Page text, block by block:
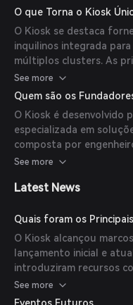
garantindo uma
inquilinos.
O que Torna o Kiosk
O Kiosk se destaca
inquilinos integrada
múltiplos clusters. As
provisionamento self-
recursos personalizáveis
Funções) do Kubernetes.
See more
Quem são os
O Kiosk é desenvolvido
especializada em
composta por
dedicados a aprimorar
See more
Latest News
Quais foram os
O Kiosk alcançou
lançamento inicial e
introduziram recursos
usuário aprimoradas.
também ampliaram sua
See more